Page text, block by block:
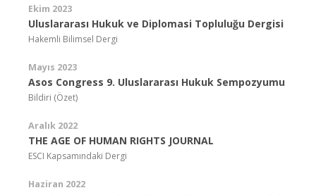
Ekim 2023
Uluslararası Hukuk ve Diplomasi Topluluğu Dergisi
Hakemli Bilimsel Dergi
Mayıs 2023
Asos Congress 9. Uluslararası Hukuk Sempozyumu
Bildiri (Özet)
Aralık 2022
THE AGE OF HUMAN RIGHTS JOURNAL
ESCI Kapsamındaki Dergi
Haziran 2022